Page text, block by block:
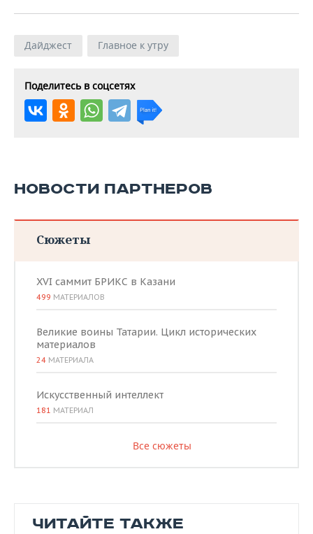
Дайджест Главное к утру
Поделитесь в соцсетях
НОВОСТИ ПАРТНЕРОВ
Сюжеты
XVI саммит БРИКС в Казани
499 МАТЕРИАЛОВ
Великие воины Татарии. Цикл исторических
материалов
24 МАТЕРИАЛА
Искусственный интеллект
181 МАТЕРИАЛ
Все сюжеты
ЧИТАЙТЕ ТАКЖЕ